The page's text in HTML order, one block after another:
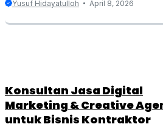
Yusuf Hidayatulloh April 8, 2026
Konsultan Jasa Digital
Marketing & Creative
untuk Bisnis Kontraktor